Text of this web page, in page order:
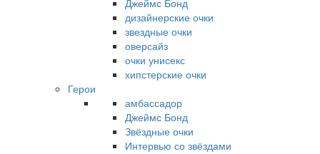
Джеймс Бонд
дизайнерские очки
звездные очки
оверсайз
очки унисекс
хипстерские очки
Герои
амбассадор
Джеймс Бонд
Звёздные очки
Интервью со звёздами